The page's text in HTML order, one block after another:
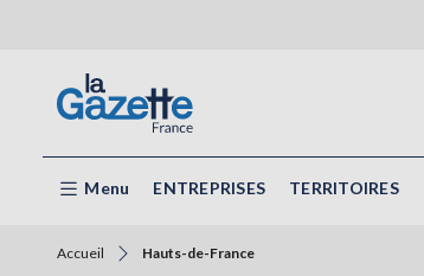
Menu ENTREPRISES TERRITOIRES
Accueil Hauts-de-France